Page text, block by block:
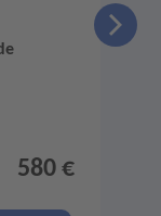
580 €